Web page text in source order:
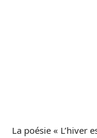
La poésie « L’hiver